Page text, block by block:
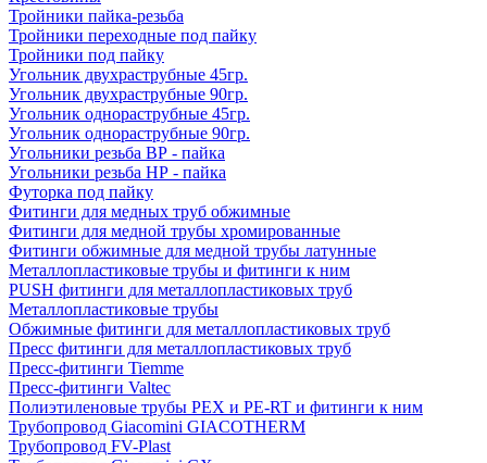
Тройники пайка-резьба
Тройники переходные под пайку
Тройники под пайку
Угольник двухраструбные 45гр.
Угольник двухраструбные 90гр.
Угольник однораструбные 45гр.
Угольник однораструбные 90гр.
Угольники резьба ВР - пайка
Угольники резьба НР - пайка
Футорка под пайку
Фитинги для медных труб обжимные
Фитинги для медной трубы хромированные
Фитинги обжимные для медной трубы латунные
Металлопластиковые трубы и фитинги к ним
PUSH фитинги для металлопластиковых труб
Металлопластиковые трубы
Обжимные фитинги для металлопластиковых труб
Пресс фитинги для металлопластиковых труб
Пресс-фитинги Tiemme
Пресс-фитинги Valtec
Полиэтиленовые трубы PEX и PE-RT и фитинги к ним
Трубопровод Giacomini GIACOTHERM
Трубопровод FV-Plast